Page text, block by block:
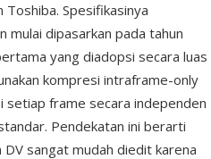
Toshiba. Spesifikasinya
mulai dipasarkan pada tahun
yang diadopsi secara luas
kompresi intraframe-only
frame secara independen
Pendekatan ini berarti
sangat mudah diedit karena